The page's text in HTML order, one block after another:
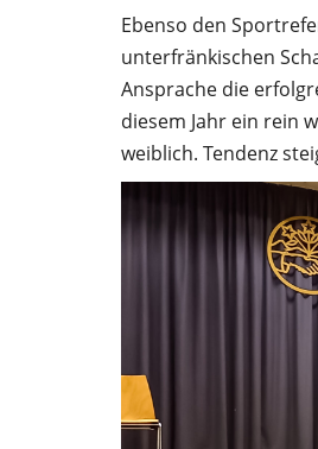
Ebenso den
unterfränkischen
Ansprache die
diesem Jahr ein rein
weiblich. Tendenz